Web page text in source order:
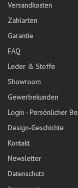
Versandkosten
Zahlarten
Garantie
FAQ
Leder & Stoffe
Showroom
Gewerbekunden
Login - Persönlicher
Design-Geschichte
Kontakt
Newsletter
Datenschutz